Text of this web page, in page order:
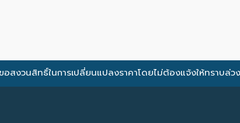
อสงวนสิทธิ์ในการเปลี่ยนแปลงราคาโดยไม่ต้องแจ้งให้ทราบล่ว